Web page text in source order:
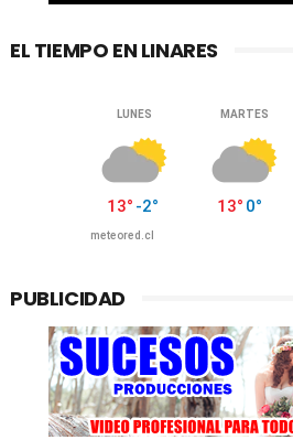
EL TIEMPO EN LINARES
PUBLICIDAD